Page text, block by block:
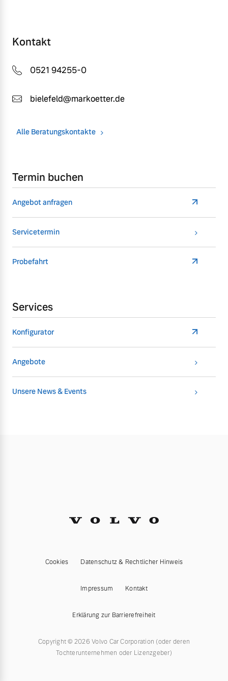
Kontakt
0521 94255-0
bielefeld@markoetter.de
Alle Beratungskontakte
Termin buchen
Angebot anfragen
Servicetermin
Probefahrt
Services
Konfigurator
Angebote
Unsere News & Events
Cookies Datenschutz & Rechtlicher Hinweis
Impressum Kontakt
Erklärung zur Barrierefreiheit
Copyright © 2026 Volvo Car Corporation (oder deren
Tochterunternehmen oder Lizenzgeber)